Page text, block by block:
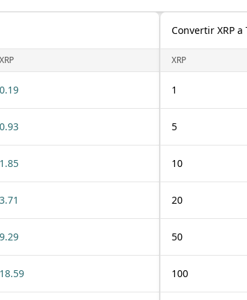
XRP
0.19
0.93
1.85
3.71
9.29
18.59
Convertir XRP a
XRP
1
5
10
20
50
100